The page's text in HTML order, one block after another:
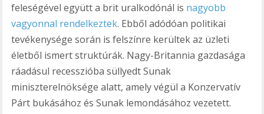
feleségével együtt a brit uralkodónál is nagyobb
vagyonnal rendelkeztek. Ebből adódóan politikai
tevékenysége során is felszínre kerültek az üzleti
életből ismert struktúrák. Nagy-Britannia gazdasága
ráadásul recesszióba süllyedt Sunak
miniszterelnöksége alatt, amely végül a Konzervatív
Párt bukásához és Sunak lemondásához vezetett.